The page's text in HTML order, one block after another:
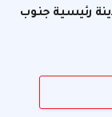
رئيسية جنوب